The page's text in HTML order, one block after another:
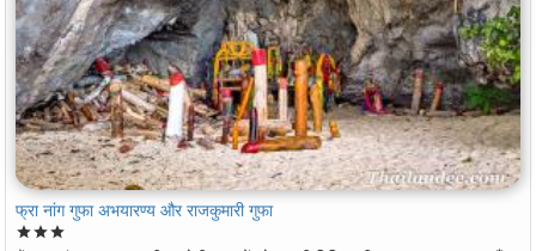
फ्रा नांग गुफा अभयारण्य और राजकुमारी गुफा
starstarstar